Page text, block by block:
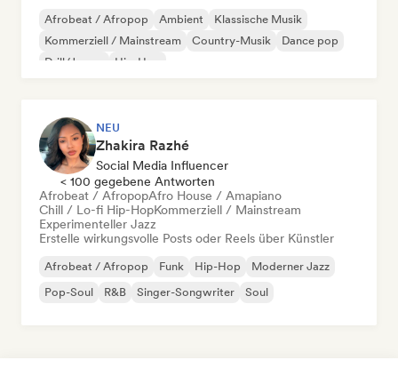
Afrobeat / Afropop Ambient
Klassische Musik
Kommerziell / Mainstream
Country-Musik
Dance pop
Drill/Jersey
Hip-Hop
NEU
Zhakira Razhé
Social Media Influencer
< 100 gegebene Antworten
Afrobeat / AfropopAfro House / Amapiano
Chill / Lo-fi Hip-HopKommerziell / Mainstream
Experimenteller Jazz
Erstelle wirkungsvolle Posts oder Reels über Künstler
Afrobeat / Afropop Funk Hip-Hop
Moderner Jazz
Pop-Soul
R&B Singer-Songwriter Soul